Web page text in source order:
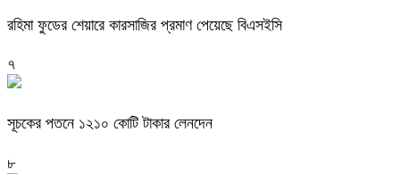
রহিমা ফুডের শেয়ারে কারসাজির প্রমাণ পেয়েছে বিএসইসি
৭
সূচকের পতনে ১২১০ কোটি টাকার লেনদেন
৮